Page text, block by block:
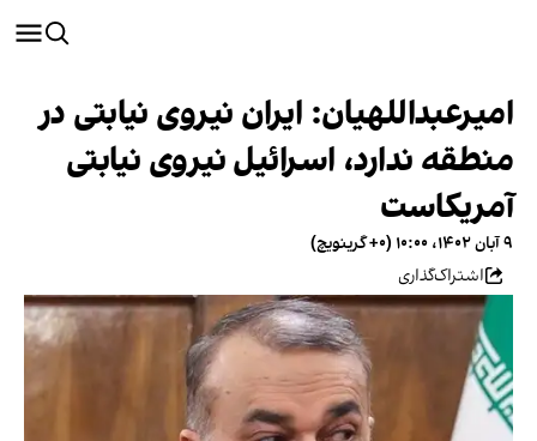
امیرعبداللهیان: ایران نیروی نیابتی در
منطقه ندارد، اسرائیل نیروی نیابتی
آمریکاست
۹ آبان ۱۴۰۲، ۱۰:۰۰ (‎+۰ گرینویچ)
اشتراک‌گذاری